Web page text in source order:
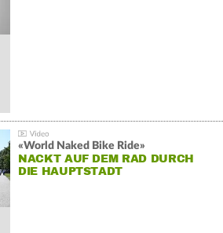
«World Naked Bike Ride»
NACKT AUF DEM RAD DURCH
DIE HAUPTSTADT